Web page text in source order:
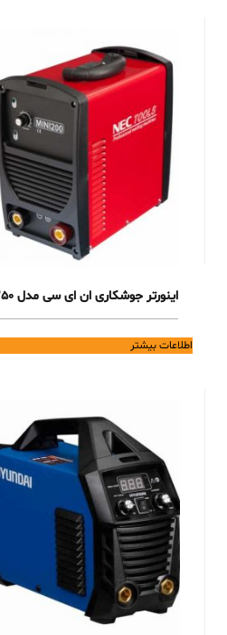
اینورتر جوشکاری ان ای سی مدل MMA250
اطلاعات بیشتر